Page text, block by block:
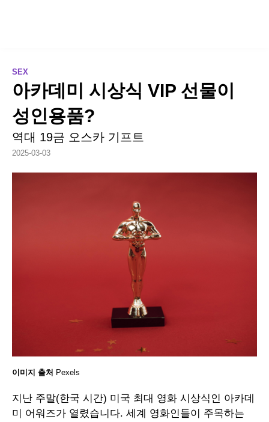
SEX
아카데미 시상식 VIP 선물이
성인용품?
역대 19금 오스카 기프트
2025-03-03
이미지 출처 Pexels
지난 주말(한국 시간) 미국 최대 영화 시상식인 아카데
미 어워즈가 열렸습니다. 세계 영화인들이 주목하는